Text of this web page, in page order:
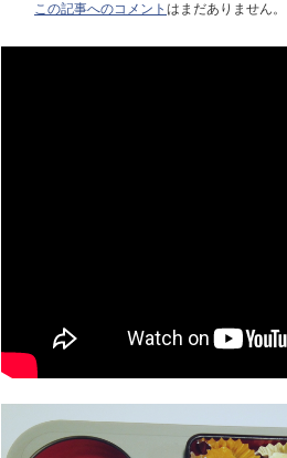
この記事へのコメント はまだありません。